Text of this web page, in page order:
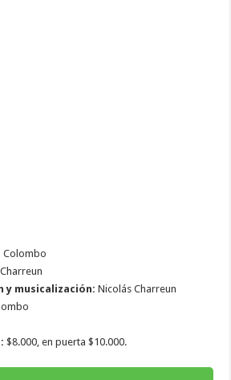
Colombo
y musicalización: Nicolás Charreun
$8.000, en puerta $10.000.